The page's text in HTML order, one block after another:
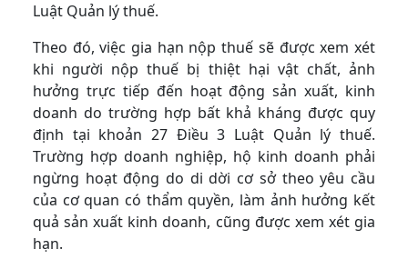
Luật Quản lý thuế.
Theo đó, việc gia hạn nộp thuế sẽ được xem xét
khi người nộp thuế bị thiệt hại vật chất, ảnh
hưởng trực tiếp đến hoạt động sản xuất, kinh
doanh do trường hợp bất khả kháng được quy
định tại khoản 27 Điều 3 Luật Quản lý thuế.
Trường hợp doanh nghiệp, hộ kinh doanh phải
ngừng hoạt động do di dời cơ sở theo yêu cầu
của cơ quan có thẩm quyền, làm ảnh hưởng kết
quả sản xuất kinh doanh, cũng được xem xét gia
hạn.